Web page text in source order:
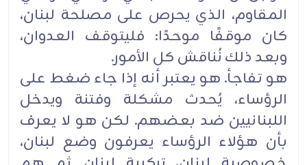
المقاوم، الذي يحرص على مصلحة لبنان،
كان موقفًا موحدًا: ‏فليتوقف العدوان،
وبعد ذلك نُناقش كل الأمور.‏
هو تفاجأ. هو يعتبر أنه إذا جاء ضغط على
الرؤساء، يُحدث مشكلة وفتنة ويدخل
اللبنانيين ضد بعضهم. لكن ‏هو لا يعرف
بأن هؤلاء الرؤساء يعرفون وضع لبنان،